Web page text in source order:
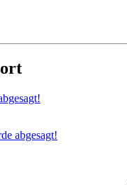
abgesagt!